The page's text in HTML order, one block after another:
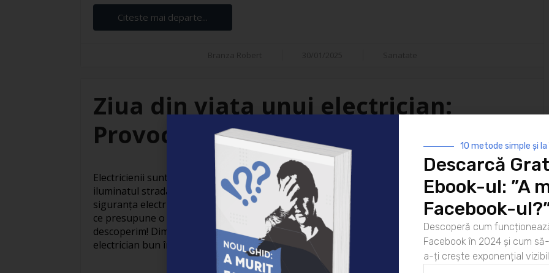
Citeste mai departe...
Ziua din viața unui electrician:
Provocări și satisfacții
Electricienii sunt adevărați eroi invizibili ai vieții moderne. De la
iluminatul stradal care face orașele să strălucească noaptea până la
siguranța electrică din locuințe, activitatea lor este indispensabilă. Dar
ce presupune o zi obișnuită din viața unui electrician? Hai să
descoperim! Dimineața devreme: Pregătirea pentru zi Ziua unui
electrician bun începe devreme. Cu o ceașcă [...]
10 metode simple și
Descarcă
Ebook-ul: ”A
Facebook-
Descoperă cum
Facebook în 2024 și cum
a-ți crește exponențial